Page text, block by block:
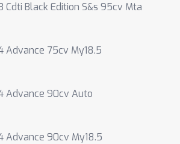
Cdti Black Edition S&s 95cv Mta
Advance 75cv My18.5
Advance 90cv Auto
Advance 90cv My18.5